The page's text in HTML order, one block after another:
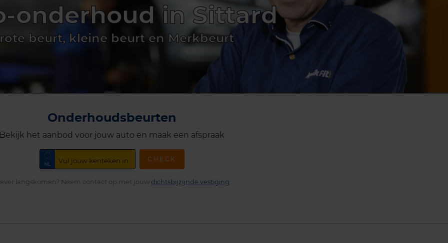
onderhoud in Sittard
beurt, kleine beurt en Merkbeurt
Onderhoudsbeurten
Bekijk het aanbod voor jouw auto en maak een afspraak
CHECK
langskomen? Neem contact op met jouw dichtsbijzijnde vestiging